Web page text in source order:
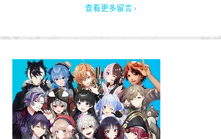
查看更多留言 ›